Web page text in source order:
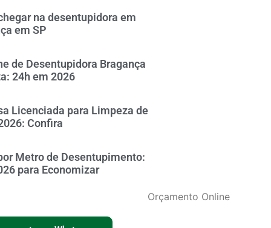
na desentupidora em
em SP
de Desentupidora Bragança
24h em 2026
Licenciada para Limpeza de
Confira
Metro de Desentupimento:
para Economizar